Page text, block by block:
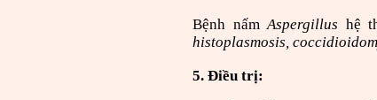
Bệnh nấmAspergillus hệ
histoplasmosis,
5. Điều trị: